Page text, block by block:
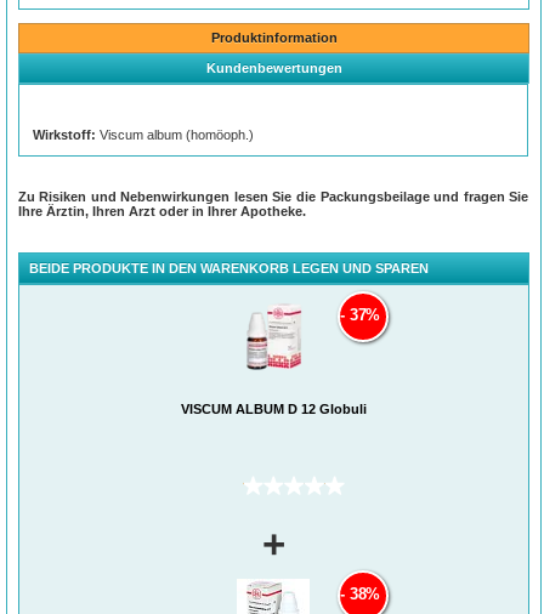
Produktinformation
Kundenbewertungen
Wirkstoff: Viscum album (homöoph.)
Zu Risiken und Nebenwirkungen lesen Sie die Packungsbeilage und fragen Sie
Ihre Ärztin, Ihren Arzt oder in Ihrer Apotheke.
BEIDE PRODUKTE IN DEN WARENKORB LEGEN UND SPAREN
VISCUM ALBUM D 12 Globuli
(0)
37%
+
38%